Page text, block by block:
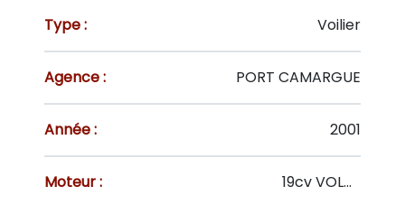
Type : Voilier
Agence : PORT CAMARGUE
Année : 2001
Moteur : 19cv VOLVO MD2020